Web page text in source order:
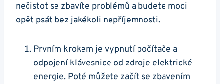
nečistot se zbavíte problémů a budete moci
opět psát bez jakékoli nepříjemnosti.
Prvním krokem je vypnutí počítače a
odpojení klávesnice od​ zdroje elektrické
energie. ‍Poté můžete začít se zbavením